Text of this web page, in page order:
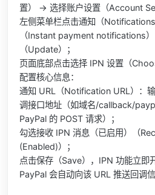
置） → 选择账户设置（Account
左侧菜单栏点击通知（
（Instant payment notifications
（Update）；
页面底部点击选择 IPN 设置（
配置核心信息：
通知 URL（Notification URL）：
调接口地址（如域名/callback/
PayPal 的 POST 请求）；
勾选接收 IPN 消息（已启用）（
(Enabled)）；
点击保存（Save），IPN 功能立即
PayPal 会自动向该 URL 推送回调信